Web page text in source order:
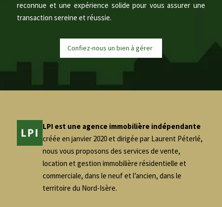
reconnue et une expérience solide pour vous assurer une
transaction sereine et réussie.
Confiez-nous un bien à gérer
LPI est une agence immobilière indépendante
créée en janvier 2020 et dirigée par Laurent Péterlé,
nous vous proposons des services de vente,
location et gestion immobilière résidentielle et
commerciale, dans le neuf et l’ancien, dans le
territoire du Nord-Isère.